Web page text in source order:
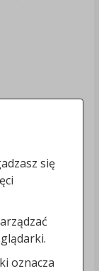
się
oznacza